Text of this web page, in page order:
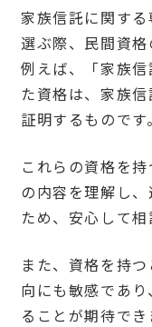
家族信託に関す
選ぶ際、民間資格
例えば、「家族
た資格は、家族
証明するものです
これらの資格を
の内容を理解し
ため、安心して相
また、資格を持
向にも敏感であ
ることが期待でき